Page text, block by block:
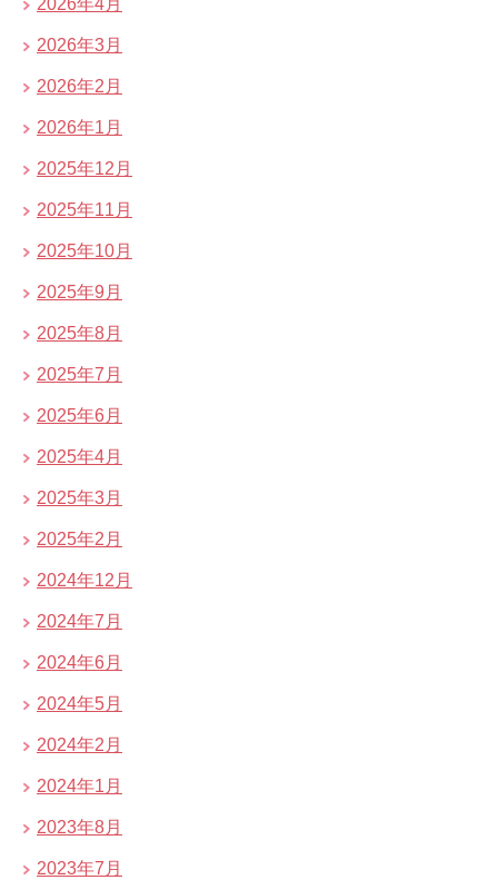
2026年4月
2026年3月
2026年2月
2026年1月
2025年12月
2025年11月
2025年10月
2025年9月
2025年8月
2025年7月
2025年6月
2025年4月
2025年3月
2025年2月
2024年12月
2024年7月
2024年6月
2024年5月
2024年2月
2024年1月
2023年8月
2023年7月